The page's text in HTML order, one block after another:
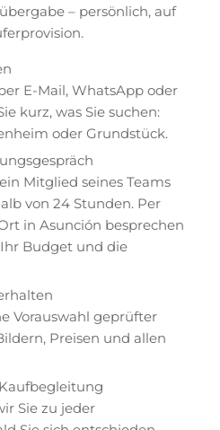
– persönlich, auf
E-Mail, WhatsApp oder
kurz, was Sie suchen:
oder Grundstück.
Mitglied seines Teams
von 24 Stunden. Per
in Asunción besprechen
Budget und die
Vorauswahl geprüfter
Preisen und allen
Sie zu jeder